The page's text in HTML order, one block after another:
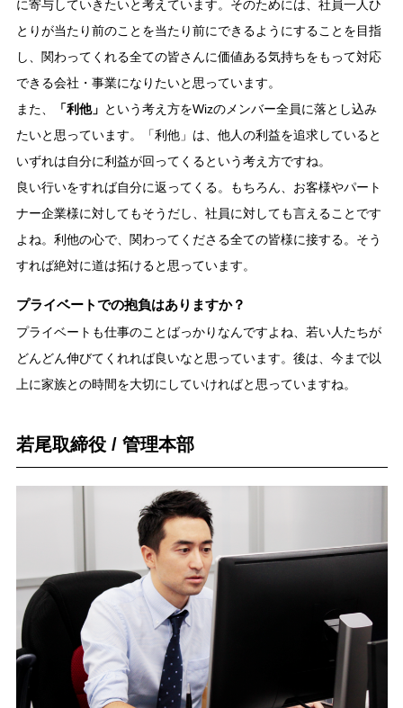
に寄与していきたいと考えています。そのためには、社員一人ひ
とりが当たり前のことを当たり前にできるようにすることを目指
し、関わってくれる全ての皆さんに価値ある気持ちをもって対応
できる会社・事業になりたいと思っています。
また、
「利他」 という考え方をWizのメンバー全員に落とし込み
たいと思っています。「利他」は、他人の利益を追求していると
いずれは自分に利益が回ってくるという考え方ですね。
良い行いをすれば自分に返ってくる。もちろん、お客様やパート
ナー企業様に対してもそうだし、社員に対しても言えることです
よね。利他の心で、関わってくださる全ての皆様に接する。そう
すれば絶対に道は拓けると思っています。
プライベートでの抱負はありますか？
プライベートも仕事のことばっかりなんですよね、若い人たちが
どんどん伸びてくれれば良いなと思っています。後は、今まで以
上に家族との時間を大切にしていければと思っていますね。
若尾取締役 / 管理本部